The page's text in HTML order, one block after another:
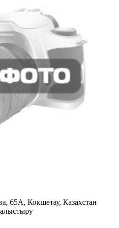
65А, Кокшетау, Казахстан